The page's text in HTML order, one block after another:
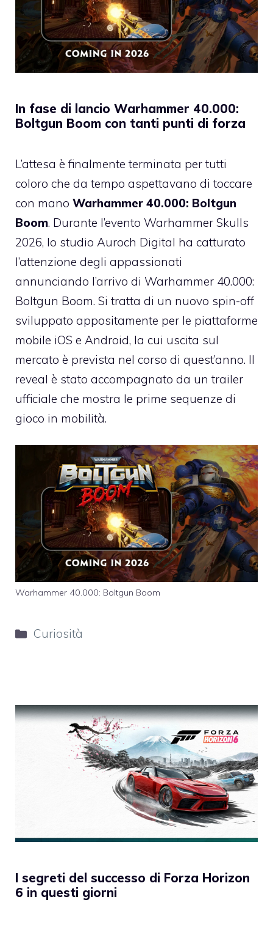
In fase di lancio Warhammer 40.000:
Boltgun Boom con tanti punti di forza
L’attesa è finalmente terminata per tutti
coloro che da tempo aspettavano di toccare
con mano Warhammer 40.000: Boltgun
Boom. Durante l’evento Warhammer Skulls
2026, lo studio Auroch Digital ha catturato
l’attenzione degli appassionati
annunciando l’arrivo di Warhammer 40.000:
Boltgun Boom. Si tratta di un nuovo spin-off
sviluppato appositamente per le piattaforme
mobile iOS e Android, la cui uscita sul
mercato è prevista nel corso di quest’anno. Il
reveal è stato accompagnato da un trailer
ufficiale che mostra le prime sequenze di
gioco in mobilità.
Warhammer 40.000: Boltgun Boom
Categorie
Curiosità
I segreti del successo di Forza Horizon
6 in questi giorni